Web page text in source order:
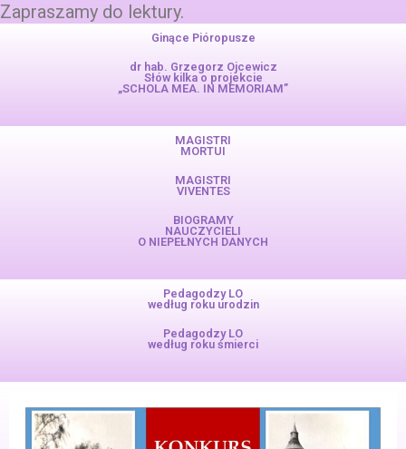
Zapraszamy do lektury.
Ginące Pióropusze
dr hab. Grzegorz Ojcewicz
Słów kilka o projekcie
„SCHOLA MEA. IN MEMORIAM”
MAGISTRI
MORTUI
MAGISTRI
VIVENTES
BIOGRAMY
NAUCZYCIELI
O NIEPEŁNYCH DANYCH
Pedagodzy LO
według roku urodzin
Pedagodzy LO
według roku śmierci